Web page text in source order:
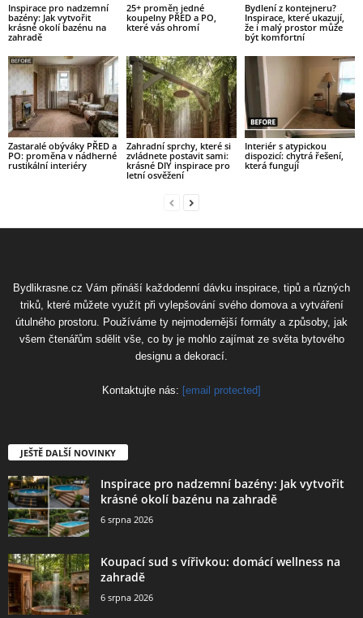
Inspirace pro nadzemní
bazény: Jak vytvořit
krásné okolí bazénu na
zahradě
25+ proměn jedné
koupelny PŘED a PO,
které vás ohromí
Bydlení z kontejneru?
Inspirace, které ukazují,
že i malý prostor může
být komfortní
Zastaralé obýváky PŘED a
PO: proměna v nádherné
rustikální interiéry
Zahradní sprchy, které si
zvládnete postavit sami:
krásné DIY inspirace pro
letní osvěžení
Interiér s atypickou
dispozicí: chytrá řešení,
která fungují
Bydlikrasne.cz Vám přináší každodenní dávku inspirace, tipů a různých
triků, které můžete využít při vylepšování svého domova a vytváření
útulného prostoru. Používáme ty nejmodernější formáty a způsoby, jak
všem čtenářům sdělit vše, co by je mohlo zajímat ze světa bytového
designu a dekorací.
Kontaktujte nás: [email protected]
JEŠTĚ DALŠÍ NOVINKY
Inspirace pro nadzemní bazény: Jak vytvořit
krásné okolí bazénu na zahradě
6 srpna 2026
Koupací sud s vířivkou: domácí wellness na
zahradě
6 srpna 2026